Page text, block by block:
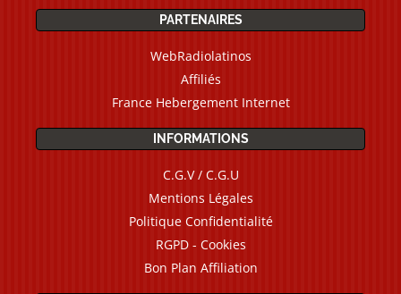
PARTENAIRES
WebRadiolatinos
Affiliés
France Hebergement Internet
INFORMATIONS
C.G.V / C.G.U
Mentions Légales
Politique Confidentialité
RGPD - Cookies
Bon Plan Affiliation